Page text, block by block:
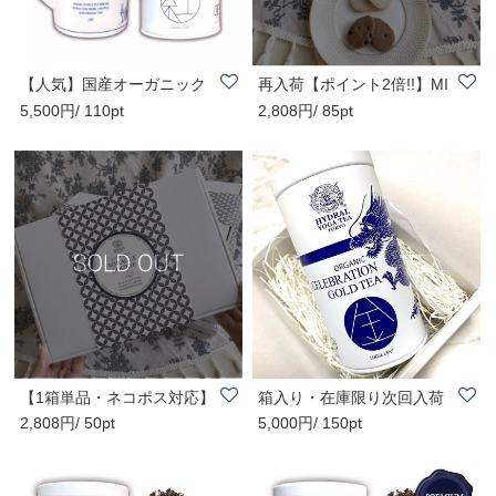
【人気】国産オーガニック
ティー1種(50g..
5,500円/ 110pt
再入荷【ポイント2倍!!】MI
RACLE COOKIE®..
2,808円/ 85pt
【1箱単品・ネコポス対応】
MIRACLE COOKI..
2,808円/ 50pt
箱入り・在庫限り次回入荷
無し【最上級】..
5,000円/ 150pt